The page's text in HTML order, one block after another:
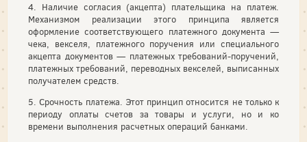
4. Наличие согласия (акцепта) плательщика на платеж.
Механизмом реализации этого принципа является
оформление соответствующего платежного документа —
чека, векселя, платежного поручения или специального
акцепта документов — платежных требований-поручений,
платежных требований, переводных векселей, выписанных
получателем средств.
5. Срочность платежа. Этот принцип относится не только к
периоду оплаты счетов за товары и услуги, но и ко
времени выполнения расчетных операций банками.